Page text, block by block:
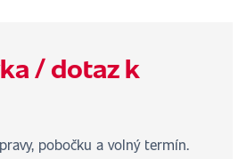
/ dotaz k
pobočku a volný termín.